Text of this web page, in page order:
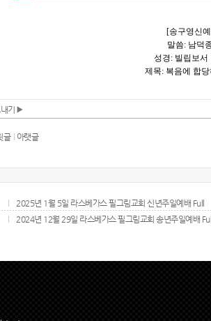
기
글 아랫글
2025년 1월 5일 라스베가스 필그림교회 신년주일예배 Full
2024년 12월 29일 라스베가스 필그림교회 송년주일예배 Full